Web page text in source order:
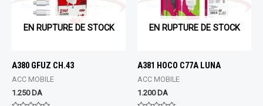
EN RUPTURE DE STOCK
A380 GFUZ CH.43
ACC MOBILE
1.250 DA
EN RUPTURE DE STOCK
A381 HOCO C77A LUNA
ACC MOBILE
1.200 DA